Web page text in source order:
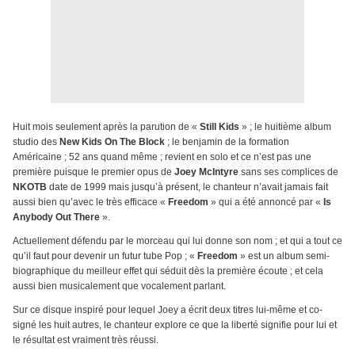
Huit mois seulement après la parution de « Still Kids » ; le huitième album
studio des New Kids On The Block ; le benjamin de la formation
Américaine ; 52 ans quand même ; revient en solo et ce n’est pas une
première puisque le premier opus de Joey McIntyre sans ses complices de
NKOTB date de 1999 mais jusqu’à présent, le chanteur n’avait jamais fait
aussi bien qu’avec le très efficace « Freedom » qui a été annoncé par « Is
Anybody Out There ».
Actuellement défendu par le morceau qui lui donne son nom ; et qui a tout ce
qu’il faut pour devenir un futur tube Pop ; « Freedom » est un album semi-
biographique du meilleur effet qui séduit dès la première écoute ; et cela
aussi bien musicalement que vocalement parlant.
Sur ce disque inspiré pour lequel Joey a écrit deux titres lui-même et co-
signé les huit autres, le chanteur explore ce que la liberté signifie pour lui et
le résultat est vraiment très réussi.